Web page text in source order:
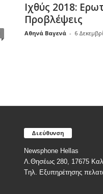
Ιχθύς 2018:
Προβλέψεις
Αθηνά Βαγενά - 6
Διεύθυνση
Newsphone Hellas
Λ.Θησέως 280, 17675
Tηλ. Εξυπηρέτησης